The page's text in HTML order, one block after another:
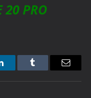
20 PRO
Tumblr Email